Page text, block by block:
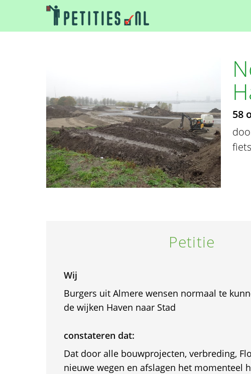
58
Petitie
Wij
Burgers uit Almere wensen normaal te
de wijken Haven naar Stad
constateren dat:
Dat door alle bouwprojecten, verbreding,
nieuwe wegen en afslagen het momenteel